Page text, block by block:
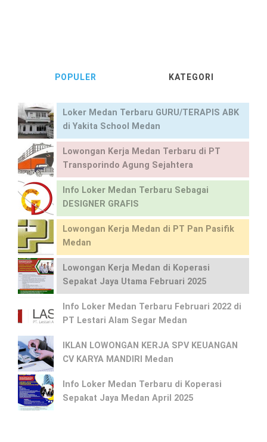
POPULER KATEGORI
Loker Medan Terbaru GURU/TERAPIS ABK
di Yakita School Medan
Lowongan Kerja Medan Terbaru di PT
Transporindo Agung Sejahtera
Info Loker Medan Terbaru Sebagai
DESIGNER GRAFIS
Lowongan Kerja Medan di PT Pan Pasifik
Medan
Lowongan Kerja Medan di Koperasi
Sepakat Jaya Utama Februari 2025
Info Loker Medan Terbaru Februari 2022 di
PT Lestari Alam Segar Medan
IKLAN LOWONGAN KERJA SPV KEUANGAN
CV KARYA MANDIRI Medan
Info Loker Medan Terbaru di Koperasi
Sepakat Jaya Medan April 2025